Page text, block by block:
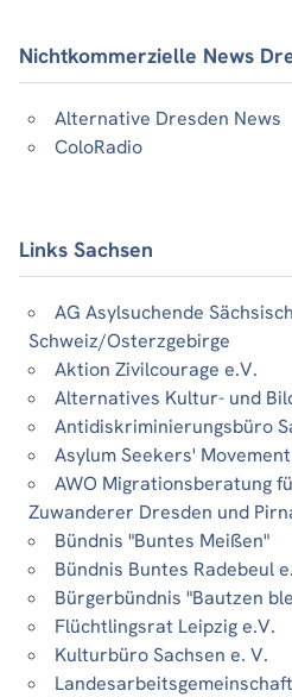
Nichtkommerzielle News
Alternative Dresden News
ColoRadio
Links Sachsen
AG Asylsuchende
Schweiz/Osterzgebirge
Aktion Zivilcourage e.V.
Alternatives Kultur- und
Antidiskriminierungsbüro
Asylum Seekers'
AWO Migrationsberatung
Zuwanderer Dresden und
Bündnis "Buntes Meißen"
Bündnis Buntes Radebeul
Bürgerbündnis "Bautzen
Flüchtlingsrat Leipzig e.V.
Kulturbüro Sachsen e. V.